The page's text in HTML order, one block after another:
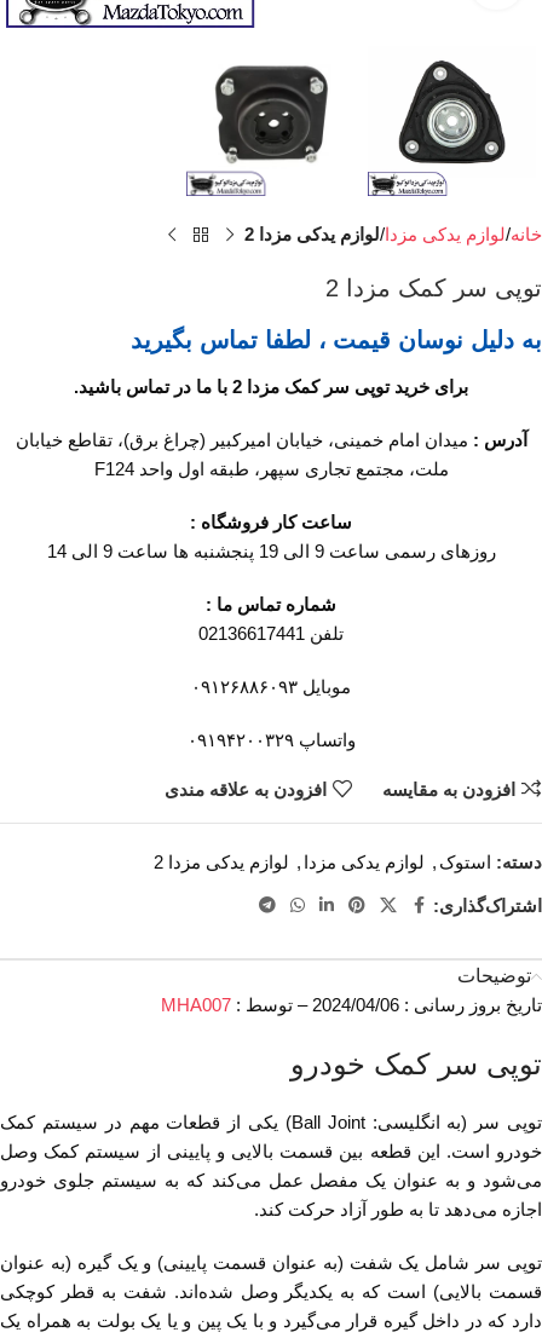
خانه لوازم یدکی مزدا لوازم یدکی مزدا 2
توپی سر کمک مزدا 2
به دلیل نوسان قیمت ، لطفا تماس بگیرید
برای خرید توپی سر کمک مزدا 2 با ما در تماس باشید.
آدرس : میدان امام خمینی، خیابان امیرکبیر (چراغ برق)، تقاطع خیابان
ملت، مجتمع تجاری سپهر، طبقه اول واحد F124
ساعت کار فروشگاه :
روزهای رسمی ساعت 9 الی 19 پنجشنبه ها ساعت 9 الی 14
شماره تماس ما :
تلفن 02136617441
موبایل ۰۹۱۲۶۸۸۶۰۹۳
واتساپ ۰۹۱۹۴۲۰۰۳۲۹
افزودن به مقایسه افزودن به علاقه مندی
دسته: استوک , لوازم یدکی مزدا , لوازم یدکی مزدا 2
اشتراک‌گذاری:
توضیحات
تاریخ بروز رسانی : 2024/04/06 – توسط :
MHA007
توپی سر کمک خودرو
توپی سر (به انگلیسی: Ball Joint) یکی از قطعات مهم در سیستم کمک
خودرو است. این قطعه بین قسمت بالایی و پایینی از سیستم کمک وصل
می‌شود و به عنوان یک مفصل عمل می‌کند که به سیستم جلوی خودرو
اجازه می‌دهد تا به طور آزاد حرکت کند.
توپی سر شامل یک شفت (به عنوان قسمت پایینی) و یک گیره (به عنوان
قسمت بالایی) است که به یکدیگر وصل شده‌اند. شفت به قطر کوچکی
دارد که در داخل گیره قرار می‌گیرد و با یک پین و یا یک بولت به همراه یک